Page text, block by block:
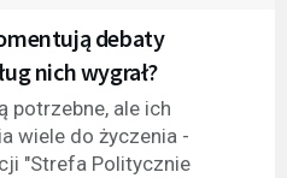
debaty
nich wygrał?
potrzebne, ale ich
wiele do życzenia -
"Strefa Politycznie